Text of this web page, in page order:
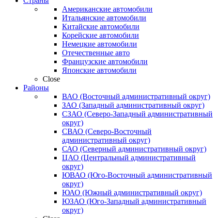
Американские автомобили
Итальянские автомобили
Китайские автомобили
Корейские автомобили
Немецкие автомобили
Отечественные авто
Французские автомобили
Японские автомобили
Close
Районы
ВАО (Восточный административный округ)
ЗАО (Западный административный округ)
СЗАО (Северо-Западный административный
округ)
СВАО (Северо-Восточный
административный округ)
САО (Северный административный округ)
ЦАО (Центральный административный
округ)
ЮВАО (Юго-Восточный административный
округ)
ЮАО (Южный административный округ)
ЮЗАО (Юго-Западный административный
округ)